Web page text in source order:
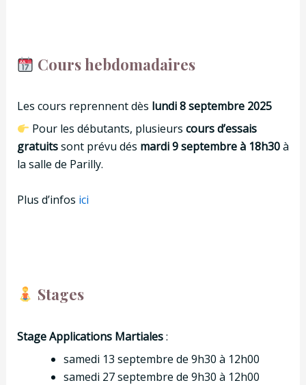
Cours hebdomadaires
Les cours reprennent dès lundi 8 septembre 2025
Pour les débutants, plusieurs cours d’essais
gratuitssont prévu dés mardi 9 septembre à 18h30à
la salle de Parilly.
Plus d’infos ici
Stages
Stage Applications Martiales:
samedi 13 septembre de 9h30 à 12h00
samedi 27 septembre de 9h30 à 12h00